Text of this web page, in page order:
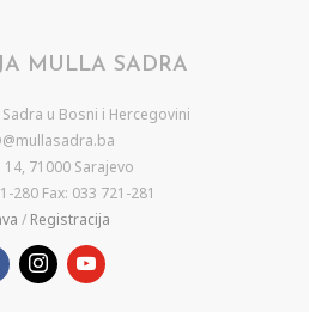
MULLA SADRA
u Bosni i Hercegovini
14, 71000 Sarajevo
280 Fax: 033 721-281
/ Registracija